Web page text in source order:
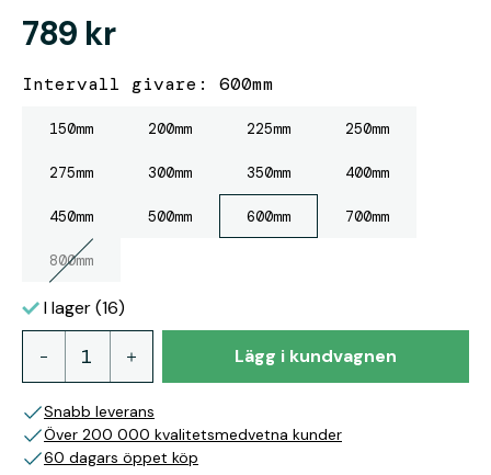
789 kr
Intervall givare: 600mm
150mm 200mm 225mm 250mm
275mm 300mm 350mm 400mm
450mm 500mm 600mm 700mm
800mm
I lager (16)
Lägg i kundvagnen
Snabb leverans
Över 200 000 kvalitetsmedvetna kunder
60 dagars öppet köp